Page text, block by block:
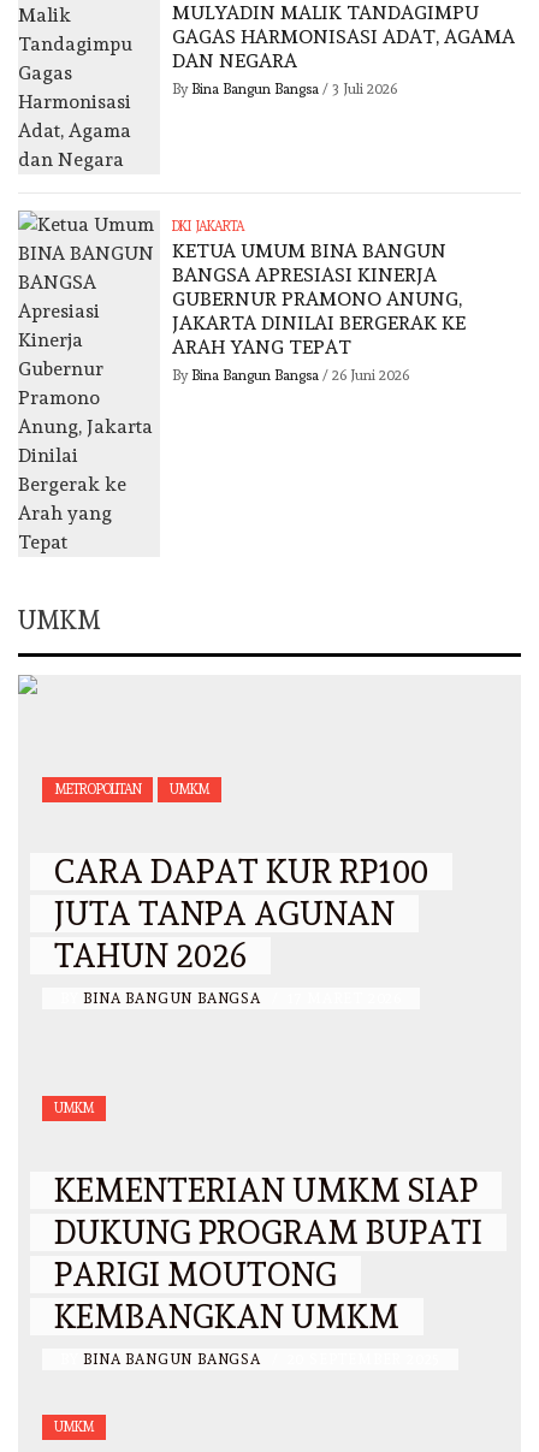
MULYADIN MALIK TANDAGIMPU
GAGAS HARMONISASI ADAT, AGAMA
DAN NEGARA
By Bina Bangun Bangsa/ 3 Juli 2026
DKI JAKARTA
KETUA UMUM BINA BANGUN
BANGSA APRESIASI KINERJA
GUBERNUR PRAMONO ANUNG,
JAKARTA DINILAI BERGERAK KE
ARAH YANG TEPAT
By Bina Bangun Bangsa/ 26 Juni 2026
UMKM
METROPOLITAN UMKM
CARA DAPAT KUR RP100
JUTA TANPA AGUNAN
TAHUN 2026
BINA BANGUN BANGSA
UMKM
KEMENTERIAN UMKM SIAP
DUKUNG PROGRAM BUPATI
PARIGI MOUTONG
KEMBANGKAN UMKM
BINA BANGUN BANGSA
UMKM